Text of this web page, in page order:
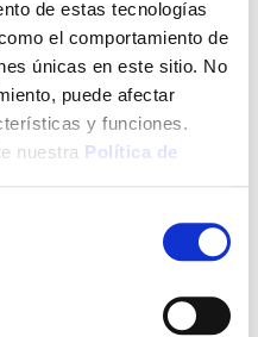
de estas tecnologías
el comportamiento de
únicas en este sitio. No
puede afectar
y funciones.
nuestra Política de
Envío a domicilio:
5 días hábiles